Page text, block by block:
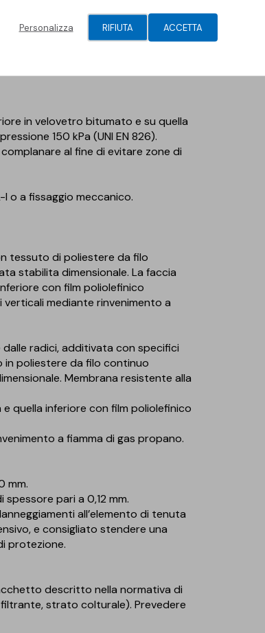
approfondimento consultare il
in velovetro bitumato e su quella
150 kPa (UNI EN 826).
al fine di evitare zone di
I o a fissaggio meccanico.
tessuto di poliestere da filo
stabilita dimensionale. La faccia
con film poliolefinico
mediante rinvenimento a
radici, additivata con specifici
poliestere da filo continuo
Membrana resistente alla
quella inferiore con film poliolefinico
a fiamma di gas propano.
mm.
spessore pari a 0,12 mm.
all’elemento di tenuta
e consigliato stendere una
protezione.
descritto nella normativa di
strato colturale). Prevedere
RIFIUTA
Personalizza ACCETTA